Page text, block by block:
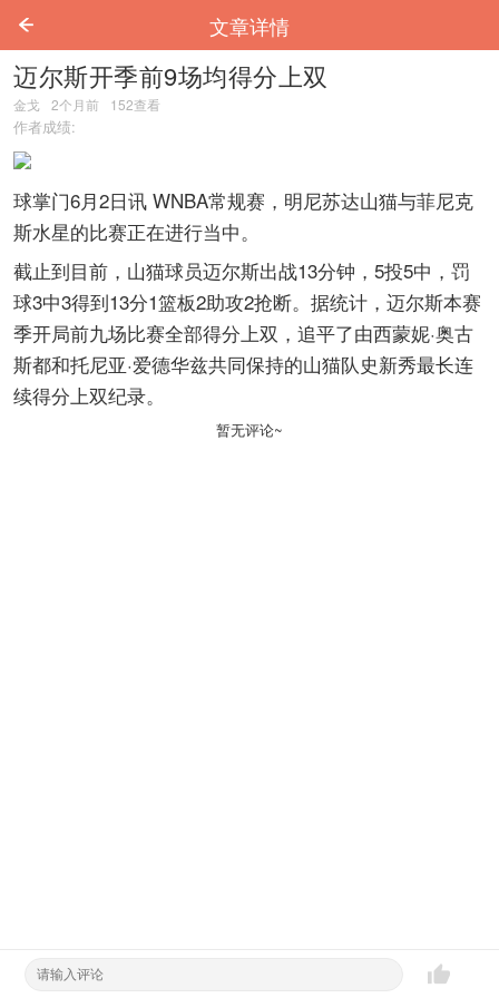
文章详情
迈尔斯开季前9场均得分上双
金戈 2个月前 152查看
作者成绩:
球掌门6月2日讯 WNBA常规赛，明尼苏达山猫与菲尼克
斯水星的比赛正在进行当中。
截止到目前，山猫球员迈尔斯出战13分钟，5投5中，罚
球3中3得到13分1篮板2助攻2抢断。据统计，迈尔斯本赛
季开局前九场比赛全部得分上双，追平了由西蒙妮·奥古
斯都和托尼亚·爱德华兹共同保持的山猫队史新秀最长连
续得分上双纪录。
暂无评论~